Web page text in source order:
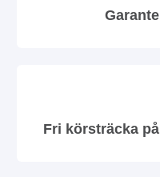
Fri körsträcka